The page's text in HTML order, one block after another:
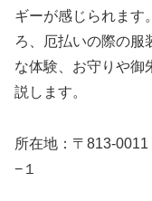
ギーが感じられます
ろ、厄払いの際の服
な体験、お守りや御
説します。
所在地：〒813-
−１